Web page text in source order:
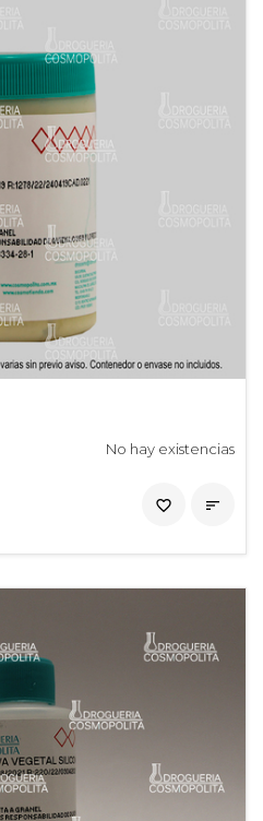
No hay existencias

favorite_border